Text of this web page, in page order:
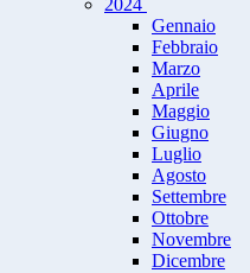
2024
Gennaio
Febbraio
Marzo
Aprile
Maggio
Giugno
Luglio
Agosto
Settembre
Ottobre
Novembre
Dicembre